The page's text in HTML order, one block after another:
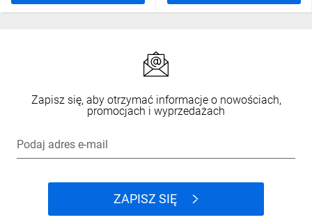
Zapisz się, aby otrzymać informacje o nowościach,
promocjach i wyprzedażach
Podaj adres e-mail
ZAPISZ SIĘ